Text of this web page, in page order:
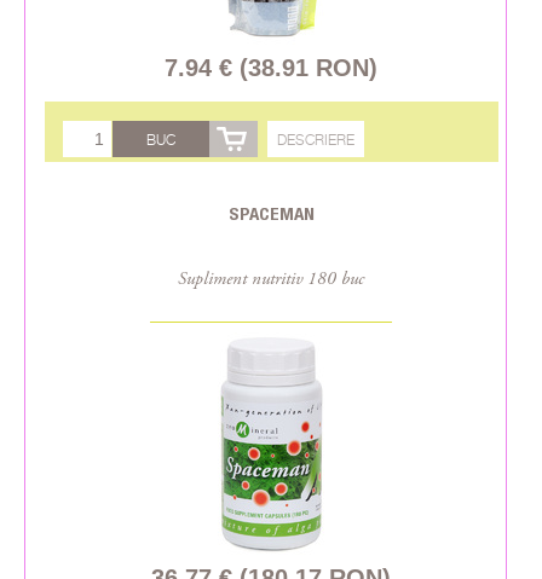
7.94 € (38.91 RON)
BUC DESCRIERE
SPACEMAN
Supliment nutritiv 180 buc